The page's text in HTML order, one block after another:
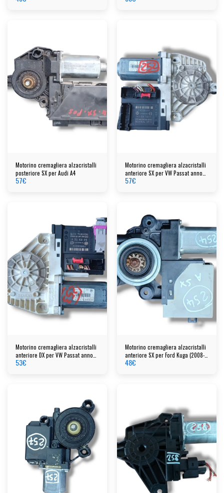
Motorino cremagliera alzacristalli
posteriore SX per Audi A4
57€
Motorino cremagliera alzacristalli
anteriore SX per VW Passat anno
2006
57€
Motorino cremagliera alzacristalli
anteriore DX per VW Passat anno
2006
53€
Motorino cremagliera alzacristalli
anteriore SX per Ford Kuga (2008-
2012)
48€